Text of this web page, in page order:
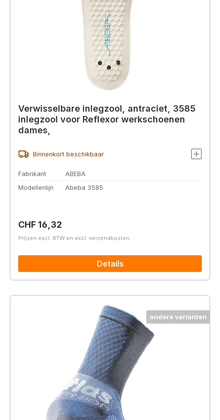
Verwisselbare inlegzool, antraciet, 3585
inlegzool voor Reflexor werkschoenen
dames,
Binnenkort beschikbaar
Fabrikant
ABEBA
Modellenlijn
Abeba 3585
Normale prijs:
CHF 16,32
Prijzen excl. BTW en excl. verzendkosten
Details
andere varianten